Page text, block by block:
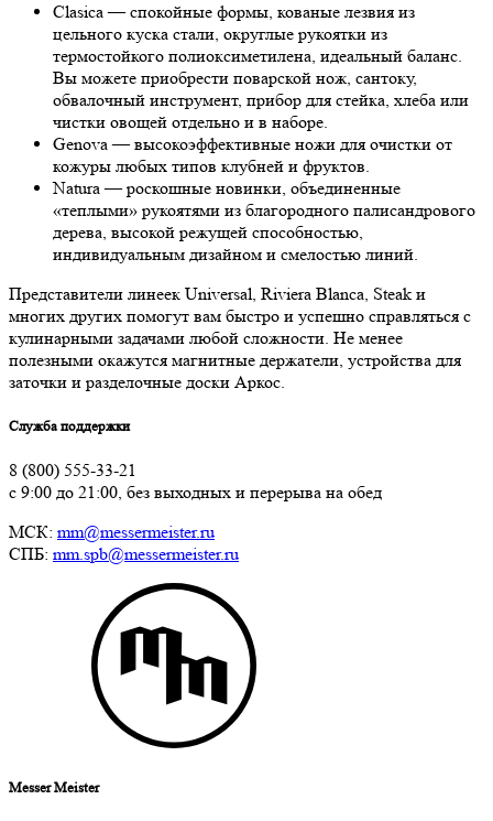
Clasica — спокойные формы, кованые лезвия из
цельного куска стали, округлые рукоятки из
термостойкого полиоксиметилена, идеальный баланс.
Вы можете приобрести поварской нож, сантоку,
обвалочный инструмент, прибор для стейка, хлеба или
чистки овощей отдельно и в наборе.
Genova — высокоэффективные ножи для очистки от
кожуры любых типов клубней и фруктов.
Natura — роскошные новинки, объединенные
«теплыми» рукоятями из благородного палисандрового
дерева, высокой режущей способностью,
индивидуальным дизайном и смелостью линий.
Представители линеек Universal, Riviera Blanca, Steak и
многих других помогут вам быстро и успешно справляться с
кулинарными задачами любой сложности. Не менее
полезными окажутся магнитные держатели, устройства для
заточки и разделочные доски Аркос.
Служба поддержки
8 (800) 555-33-21
с 9:00 до 21:00, без выходных и перерыва на обед
МСК: mm@messermeister.ru
СПБ: mm.spb@messermeister.ru
Messer Meister